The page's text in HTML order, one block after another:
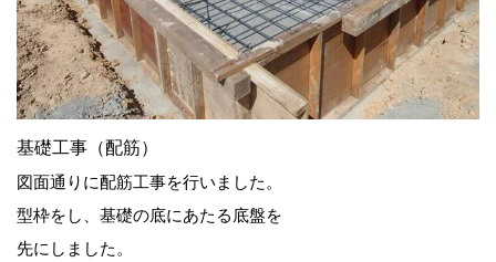
基礎工事（配筋）
図面通りに配筋工事を行いました。
型枠をし、基礎の底にあたる底盤を
先にしました。